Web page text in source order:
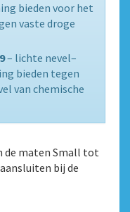
bieden voor het
vaste droge
– lichte nevel–
bieden tegen
van chemische
de maten Small tot
bij de